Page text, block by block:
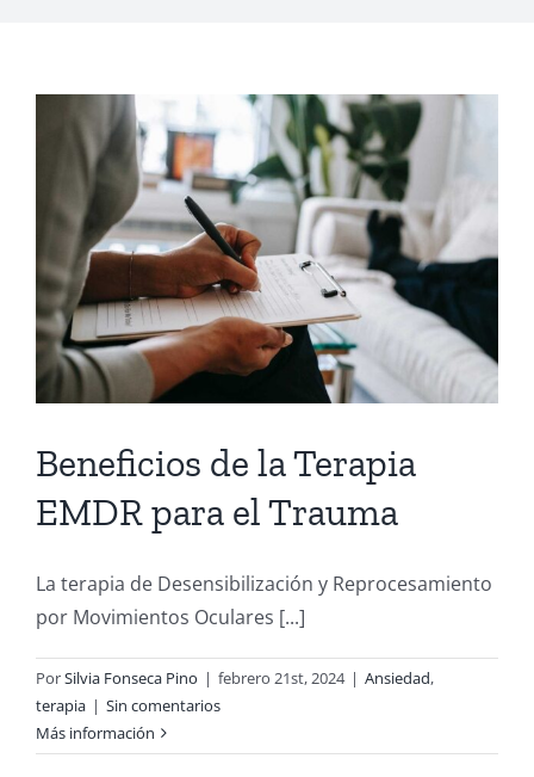
Beneficios de la Terapia
EMDR para el Trauma
La terapia de Desensibilización y Reprocesamiento
por Movimientos Oculares [...]
PorSilvia Fonseca Pino | febrero 21st, 2024 | Ansiedad,
terapia | Sin comentarios
Más información